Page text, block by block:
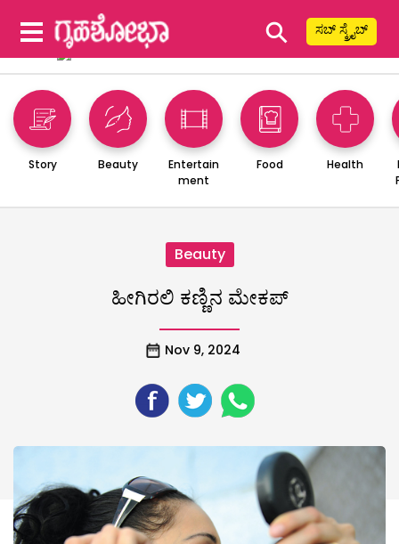
⚲ ಸಬ್ ಸ್ಕ್ರೈಬ್
Story Beauty
Entertain
ment
Food Health
Beauty
ಹೀಗಿರಲಿ ಕಣ್ಣಿನ ಮೇಕಪ್
Nov 9, 2024